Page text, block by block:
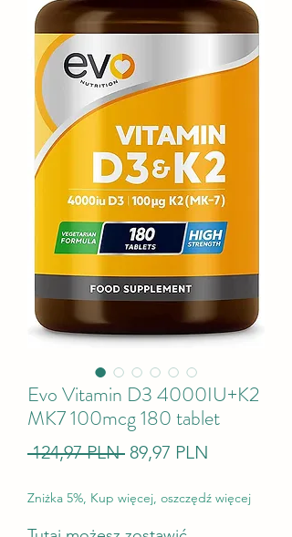
Evo Vitamin D3 4000IU+K2
MK7 100mcg 180 tablet
124,97 PLN Běžná cena
89,97 PLN
Zniżka 5%, Kup więcej, oszczędź więcej